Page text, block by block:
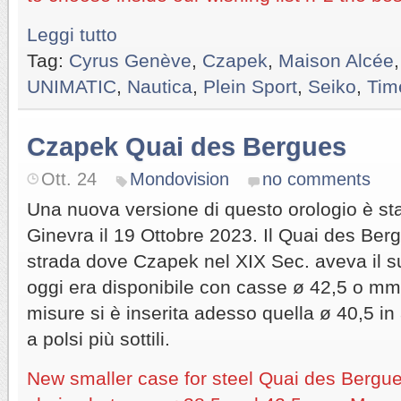
Leggi tutto
Tag: Cyrus Genève Czapek Maison Alcée
UNIMATIC
Nautica Plein Sport Seiko
Czapek Quai des Bergues
Ott. 24 Mondovision no comments
Una nuova versione di questo orologio è
Ginevra il 19 Ottobre 2023. Il Quai des
strada dove Czapek nel XIX Sec. aveva il
oggi era disponibile con casse ø 42,5 o
misure si è inserita adesso quella ø 40,5
a polsi più sottili.
New smaller case for steel Quai des